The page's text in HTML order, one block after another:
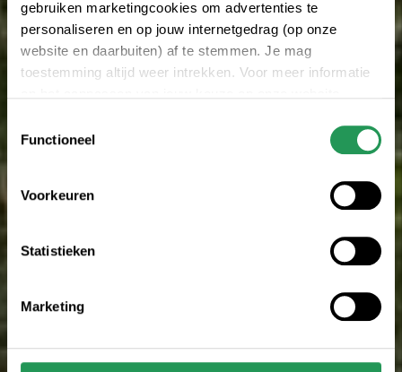
gebruiken marketingcookies om advertenties te
personaliseren en op jouw internetgedrag (op onze
website en daarbuiten) af te stemmen. Je mag
toestemming altijd weer intrekken. Voor meer informatie
Functioneel
Voorkeuren
Statistieken
Marketing